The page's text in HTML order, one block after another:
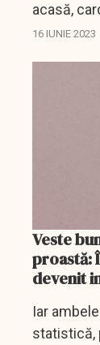
acasă,
România".
16 IUNIE 2023
Veste
proastă:
devenit
Iar
statistică,